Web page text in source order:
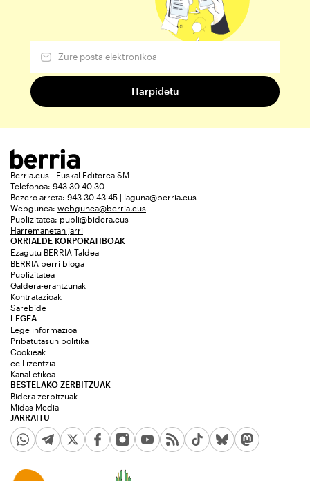
Berria.eus - Euskal Editorea SM
Telefonoa: 943 30 40 30
Bezero arreta: 943 30 43 45 | laguna@berria.eus
Webgunea: webgunea@berria.eus
Publizitatea: publi@bidera.eus
Harremanetan jarri
ORRIALDE KORPORATIBOAK
Ezagutu BERRIA Taldea
BERRIA berri bloga
Publizitatea
Galdera-erantzunak
Kontratazioak
Sarebide
JARRAITU
LEGEA
Lege informazioa
Pribatutasun politika
Cookieak
cc Lizentzia
Kanal etikoa
BESTELAKO ZERBITZUAK
Bidera zerbitzuak
Midas Media